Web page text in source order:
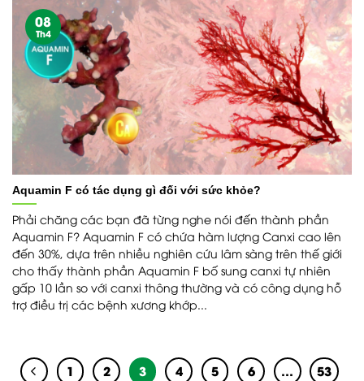
Aquamin F có tác dụng gì đối với sức khỏe?
Phải chăng các bạn đã từng nghe nói đến thành phần
Aquamin F? Aquamin F có chứa hàm lượng Canxi cao lên
đến 30%, dựa trên nhiều nghiên cứu lâm sàng trên thế giới
cho thấy thành phần Aquamin F bố sung canxi tự nhiên
gấp 10 lần so với canxi thông thường và có công dụng hỗ
trợ điều trị các bệnh xương khớp...
08
Th4
1 2 3 4 5 6 … 53